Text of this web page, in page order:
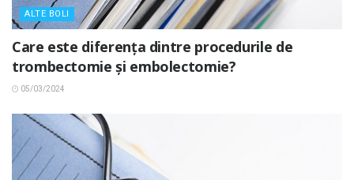
ALTE BOLI
Care este diferența dintre procedurile de
trombectomie și embolectomie?
05/03/2024